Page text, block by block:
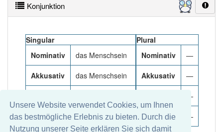
Unsere Website verwendet Cookies, um Ihnen
das bestmögliche Erlebnis zu bieten. Durch die
Nutzung unserer Seite erklären Sie sich damit
×
Das Wort Menschsein ist eine Ausnahme.
Artikel:die.
DER:670Ausnahmen
Beispiele
DAS:918Ausnahmen Beispiele
Konjunktion
Singular
Nominativ
das Menschsein
Akkusativ das Menschsein
Genitiv des Menschseins
Plural
Nominativ
—
Akkusativ —
—
Genitiv —